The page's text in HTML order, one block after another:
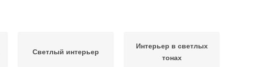
Светлый интерьер
Интерьер в светлых
тонах